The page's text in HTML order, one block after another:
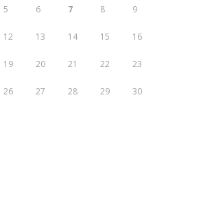
5 6 7 8 9
12 13 14 15 16
19 20 21 22 23
26 27 28 29 30